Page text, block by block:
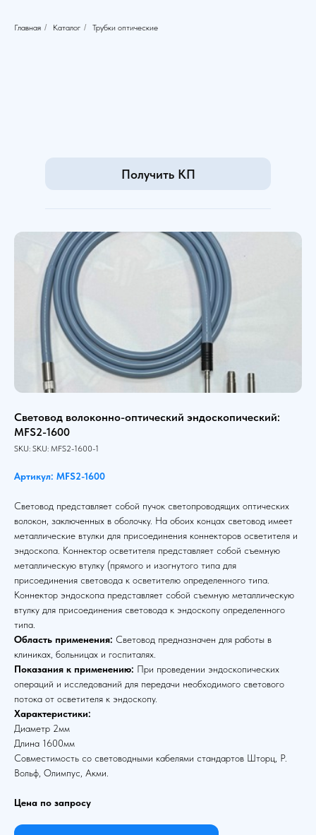
Главная / Каталог / Трубки оптические
Получить КП
Световод волоконно-оптический эндоскопический:
MFS2-1600
SKU: SKU: MFS2-1600-1
Артикул: MFS2-1600
Световод представляет собой пучок светопроводящих оптических
волокон, заключенных в оболочку. На обоих концах световод имеет
металлические втулки для присоединения коннекторов осветителя и
эндоскопа. Коннектор осветителя представляет собой съемную
металлическую втулку (прямого и изогнутого типа для
присоединения световода к осветителю определенного типа.
Коннектор эндоскопа представляет собой съемную металлическую
втулку для присоединения световода к эндоскопу определенного
типа.
Область применения: Световод предназначен для работы в
клиниках, больницах и госпиталях.
Показания к применению: При проведении эндоскопических
операций и исследований для передачи необходимого светового
потока от осветителя к эндоскопу.
Характеристики:
Диаметр 2мм
Длина 1600мм
Совместимость со световодными кабелями стандартов Шторц, Р.
Вольф, Олимпус, Акми.
Цена по запросу